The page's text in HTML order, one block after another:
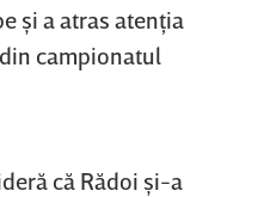
şi a atras atenţia
campionatul
că Rădoi şi-a